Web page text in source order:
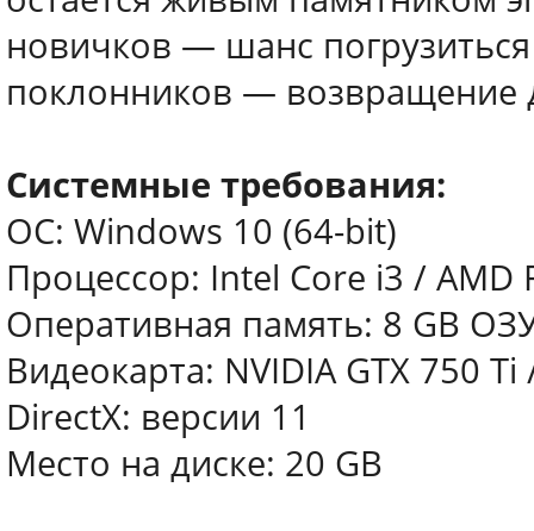
новичков — шанс
поклонников — возвращение
Системные требования:
ОС: Windows 10 (64-bit)
Процессор: Intel Core i3 / AMD
Оперативная память: 8 GB
Видеокарта: NVIDIA GTX 750
DirectX: версии 11
Место на диске: 20 GB